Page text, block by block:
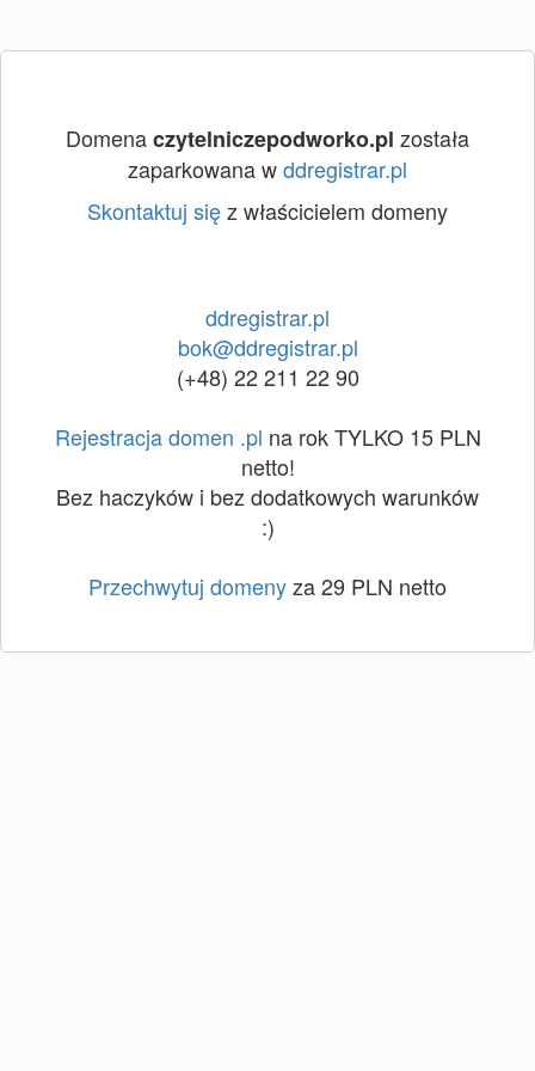
Domenaczytelniczepodworko.pl została
zaparkowana wddregistrar.pl
Skontaktuj sięz właścicielem domeny
ddregistrar.pl
bok@ddregistrar.pl
(+48) 22 211 22 90
Rejestracja domen .pl na rok TYLKO 15 PLN
netto!
Bez haczyków i bez dodatkowych warunków
:)
Przechwytuj domenyza 29 PLN netto